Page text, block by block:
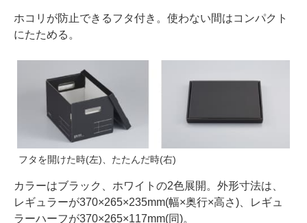
ホコリが防止できるフタ付き。使わない間はコンパクト
にたためる。
フタを開けた時(左)、たたんだ時(右)
カラーはブラック、ホワイトの2色展開。外形寸法は、
レギュラーが370×265×235mm(幅×奥行×高さ)、レギュ
ラーハーフが370×265×117mm(同)。